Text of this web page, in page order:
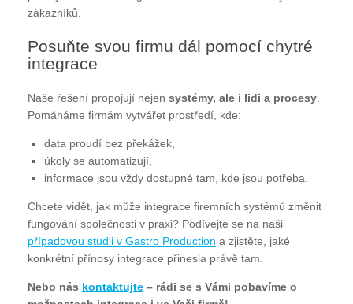
zákazníků.
Posuňte svou firmu dál pomocí chytré
integrace
Naše řešení propojují nejen systémy, ale i lidi a procesy.
Pomáháme firmám vytvářet prostředí, kde:
data proudí bez překážek,
úkoly se automatizují,
informace jsou vždy dostupné tam, kde jsou potřeba.
Chcete vidět, jak může integrace firemních systémů změnit
fungování společnosti v praxi? Podívejte se na naši
případovou studii v Gastro Production a zjistěte, jaké
konkrétní přínosy integrace přinesla právě tam.
Nebo nás kontaktujte – rádi se s Vámi pobavíme o